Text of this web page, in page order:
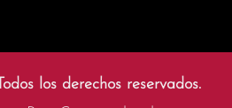
los derechos reservados.